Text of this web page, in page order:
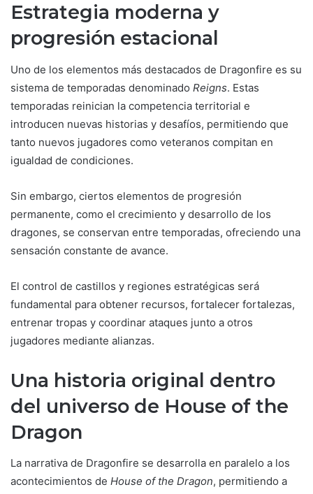
Estrategia moderna y
progresión estacional
Uno de los elementos más destacados de Dragonfire es su
sistema de temporadas denominado Reigns. Estas
temporadas reinician la competencia territorial e
introducen nuevas historias y desafíos, permitiendo que
tanto nuevos jugadores como veteranos compitan en
igualdad de condiciones.
Sin embargo, ciertos elementos de progresión
permanente, como el crecimiento y desarrollo de los
dragones, se conservan entre temporadas, ofreciendo una
sensación constante de avance.
El control de castillos y regiones estratégicas será
fundamental para obtener recursos, fortalecer fortalezas,
entrenar tropas y coordinar ataques junto a otros
jugadores mediante alianzas.
Una historia original dentro
del universo de House of the
Dragon
La narrativa de Dragonfire se desarrolla en paralelo a los
acontecimientos de House of the Dragon, permitiendo a